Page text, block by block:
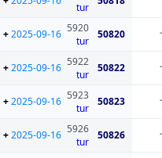
tur
50820
5920
tur
2025-09-16
+
50822
5922
tur
2025-09-16
+
50823
5923
tur
2025-09-16
+
50826
5926
tur
2025-09-16
+